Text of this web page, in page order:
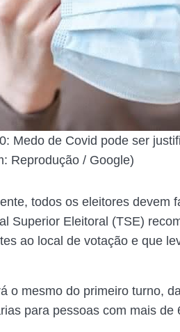
Medo de Covid pode ser
Reprodução / Google)
todos os eleitores devem
Superior Eleitoral (TSE)
ao local de votação e que
o mesmo do primeiro turno,
para pessoas com mais de